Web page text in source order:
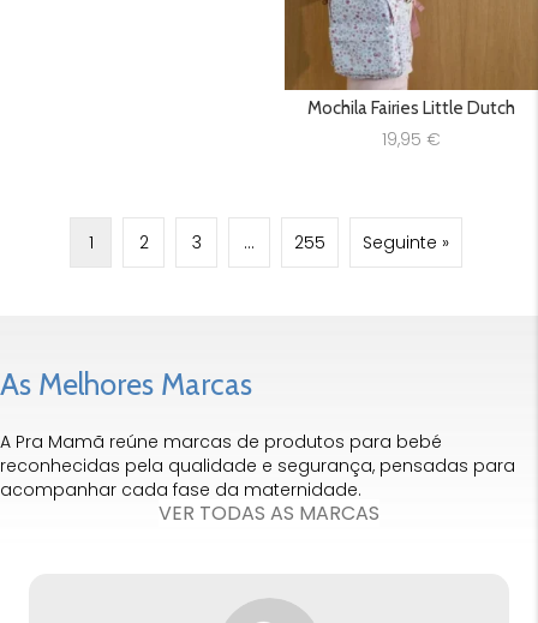
Mochila Fairies Little Dutch
19,95 €
1 2 3 … 255 Seguinte »
As Melhores Marcas
A Pra Mamã reúne marcas de produtos para bebé
reconhecidas pela qualidade e segurança, pensadas para
acompanhar cada fase da maternidade.
VER TODAS AS MARCAS